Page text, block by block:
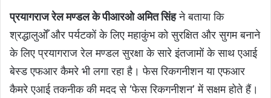
प्रयागराज रेल मण्डल के पीआरओ अमित सिंहने बताया कि
श्रद्धालुओँ और पर्यटकों के लिए महाकुंभ को सुरक्षित और सुगम बनाने
के लिए प्रयागराज रेल मण्डल सुरक्षा के सारे इंतजामों के साथ एआई
बेस्ड एफआर कैमरे भी लगा रहा है। फेस रिकगनीशन या एफआर
कैमरे एआई तकनीक की मदद से ‘फेस रिकगनीशन’ में सक्षम होते हैं।